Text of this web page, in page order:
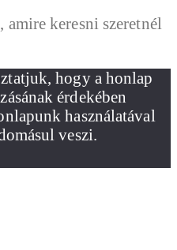
amire keresni szeretnél
hogy a honlap
érdekében
használatával
veszi.